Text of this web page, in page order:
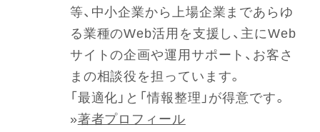
等、中小企業から上場企業まであらゆ
る業種のWeb活用を支援し、主にWeb
サイトの企画や運用サポート、お客さ
まの相談役を担っています。
「最適化」と「情報整理」が得意です。
»著者プロフィール